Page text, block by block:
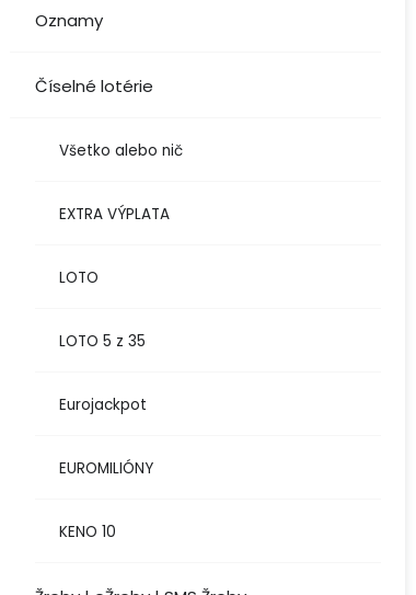
Oznamy
Číselné lotérie
Všetko alebo nič
EXTRA VÝPLATA
LOTO
LOTO 5 z 35
Eurojackpot
EUROMILIÓNY
KENO 10